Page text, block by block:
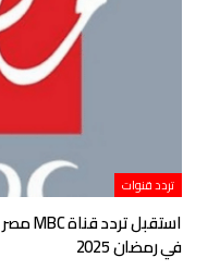
تردد قنوات
في رمضان 2025